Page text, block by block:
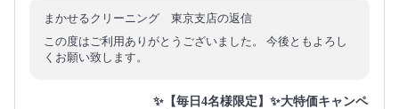
まかせるクリーニング 東京支店の返信
この度はご利用ありがとうございました。 今後ともよろし
くお願い致します。
✨【毎日4名様限定】✨大特価キャンペ